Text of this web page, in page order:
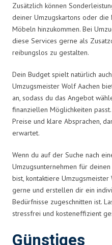
Zusätzlich können
deiner Umzugskartons oder
Möbeln hinzukommen. Bei
diese Services gerne als
reibungslos zu gestalten.
Dein Budget spielt natürlich
Umzugsmeister Wolf Aachen
an, sodass du das Angebot
finanziellen Möglichkeiten
Preise und klare Absprachen,
erwartet.
Wenn du auf der Suche nach
Umzugsunternehmen für
bist, kontaktiere
gerne und erstellen dir ein
Bedürfnisse zugeschnitten ist.
stressfrei und kosteneffizient